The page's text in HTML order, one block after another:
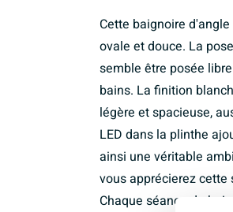
Cette baignoire
ovale et douce. La
semble être posée
bains. La finition
légère et spacieuse,
LED dans la plinthe
ainsi une véritable
vous apprécierez
Chaque séance de